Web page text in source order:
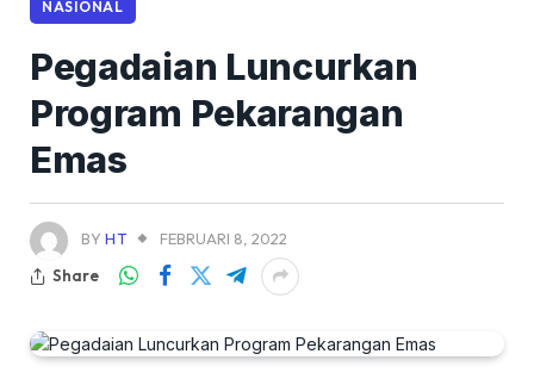
NASIONAL
Pegadaian Luncurkan
Program Pekarangan
Emas
BY HT
FEBRUARI 8, 2022
Share